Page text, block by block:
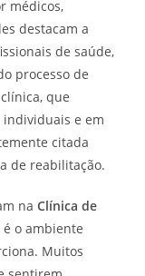
médicos,
destacam a
de saúde,
processo de
que
e em
citada
de reabilitação.
naClínica de
é o ambiente
Muitos